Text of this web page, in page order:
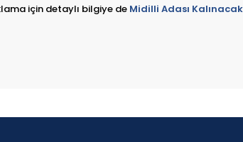
için detaylı bilgiye de Midilli Adası